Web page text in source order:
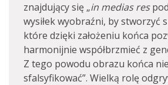
znajdujący się „in medias res
wysiłek wyobraźni, by stworzyć
które dzięki założeniu końca
harmonijnie współbrzmieć z
Z tego powodu obrazu końca
sfalsyfikować”. Wielką rolę